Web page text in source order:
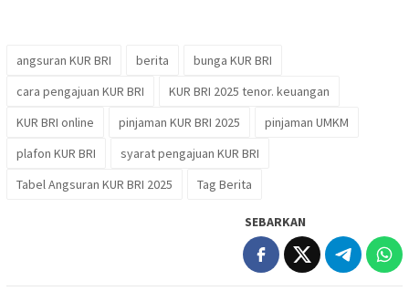
angsuran KUR BRI berita
bunga KUR BRI
cara pengajuan KUR BRI
KUR BRI 2025 tenor. keuangan
KUR BRI online
pinjaman KUR BRI 2025
pinjaman UMKM
plafon KUR BRI
syarat pengajuan KUR BRI
Tabel Angsuran KUR BRI 2025
Tag Berita
SEBARKAN